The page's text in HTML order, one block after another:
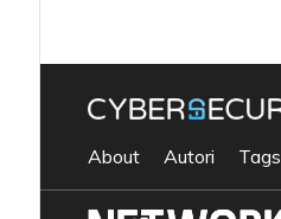
About Autori Tags